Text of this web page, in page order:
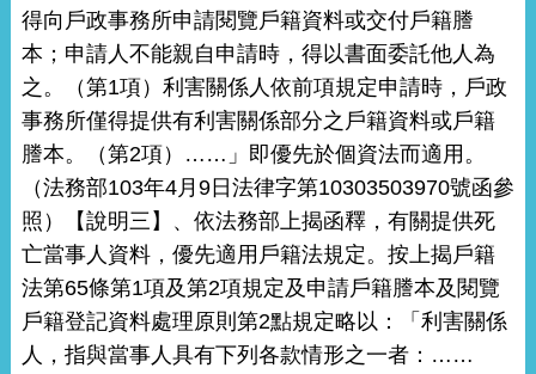
得向戶政事務所申請閱覽戶籍資料或交付戶籍謄
本；申請人不能親自申請時，得以書面委託他人為
之。（第1項）利害關係人依前項規定申請時，戶政
事務所僅得提供有利害關係部分之戶籍資料或戶籍
謄本。（第2項）……」即優先於個資法而適用。
（法務部103年4月9日法律字第10303503970號函參
照）【說明三】、依法務部上揭函釋，有關提供死
亡當事人資料，優先適用戶籍法規定。按上揭戶籍
法第65條第1項及第2項規定及申請戶籍謄本及閱覽
戶籍登記資料處理原則第2點規定略以：「利害關係
人，指與當事人具有下列各款情形之一者：……